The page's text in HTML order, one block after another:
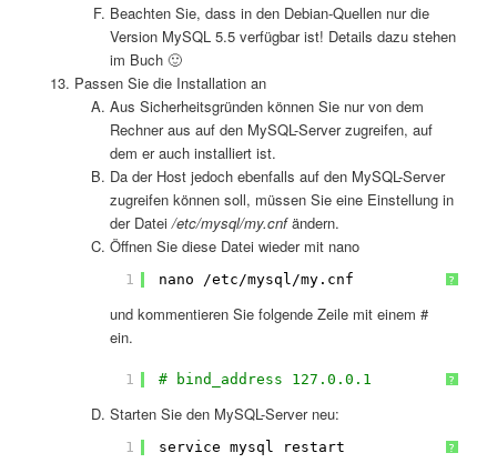
Beachten Sie, dass in den Debian-Quellen nur die
Version MySQL 5.5 verfügbar ist! Details dazu stehen
im Buch 🙂
Passen Sie die Installation an
Aus Sicherheitsgründen können Sie nur von dem
Rechner aus auf den MySQL-Server zugreifen, auf
dem er auch installiert ist.
Da der Host jedoch ebenfalls auf den MySQL-Server
zugreifen können soll, müssen Sie eine Einstellung in
der Datei/etc/mysql/my.cnfändern.
Öffnen Sie diese Datei wieder mit nano
?
1 nano /etc/mysql/my .cnf
und kommentieren Sie folgende Zeile mit einem #
ein.
?
1 # bind_address 127.0.0.1
Starten Sie den MySQL-Server neu:
?
1 service mysql restart